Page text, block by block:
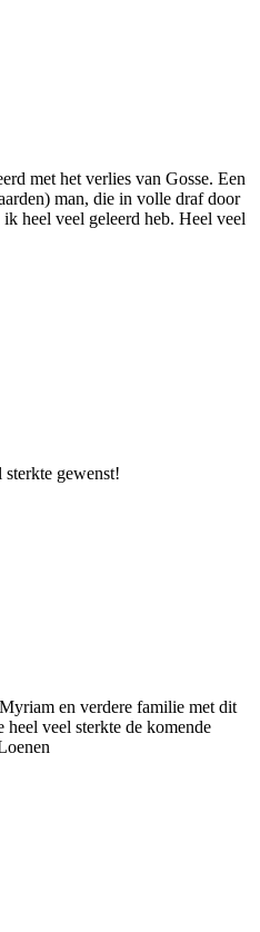
met het verlies van Gosse. Een
man, die in volle draf door
heel veel geleerd heb. Heel veel
sterkte gewenst!
en verdere familie met dit
veel sterkte de komende